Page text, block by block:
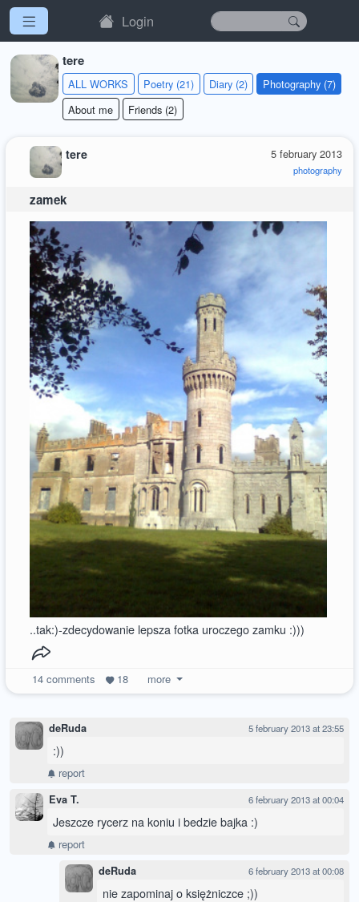
Login
tere
ALL WORKS Poetry (21) Diary (2)
Photography (7)
About me
Friends (2)
5 february 2013
photography
tere
zamek
..tak:)-zdecydowanie lepsza fotka uroczego zamku :)))
14comments 18 more
deRuda 5 february 2013 at 23:55
:))
report
Eva T. 6 february 2013 at 00:04
Jeszcze rycerz na koniu i bedzie bajka :)
report
deRuda 6 february 2013 at 00:08
nie zapominaj o księżniczce ;))